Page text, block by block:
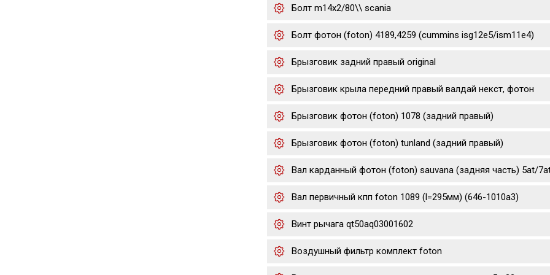
Болт m14x2/80\\ scania
Болт фотон (foton) 4189,4259 (cummins isg12e5/ism11e4)
Брызговик задний правый original
Брызговик крыла передний правый валдай некст, фотон
Брызговик фотон (foton) 1078 (задний правый)
Брызговик фотон (foton) tunland (задний правый)
Вал карданный фотон (foton) sauvana (задняя часть) 5at/
Вал первичный кпп foton 1089 (l=295мм) (646-1010a3)
Винт рычага qt50aq03001602
Воздушный фильтр комплект foton